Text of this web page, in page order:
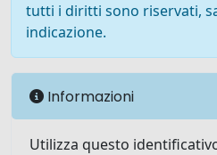
tutti i diritti sono riservati,
indicazione.
Informazioni
Utilizza questo